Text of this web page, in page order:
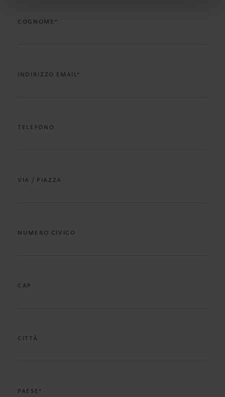
COGNOME*
INDIRIZZO EMAIL*
TELEFONO
VIA / PIAZZA
NUMERO CIVICO
CAP
CITTÀ
PAESE*